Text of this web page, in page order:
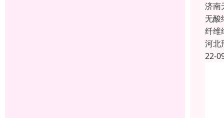
济南
无酸
纤维
河北
22-